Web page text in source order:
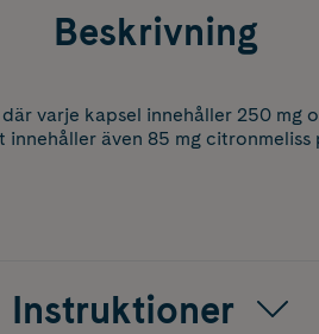
Beskrivning
varje kapsel innehåller 250 mg
även 85 mg citronmeliss
Instruktioner